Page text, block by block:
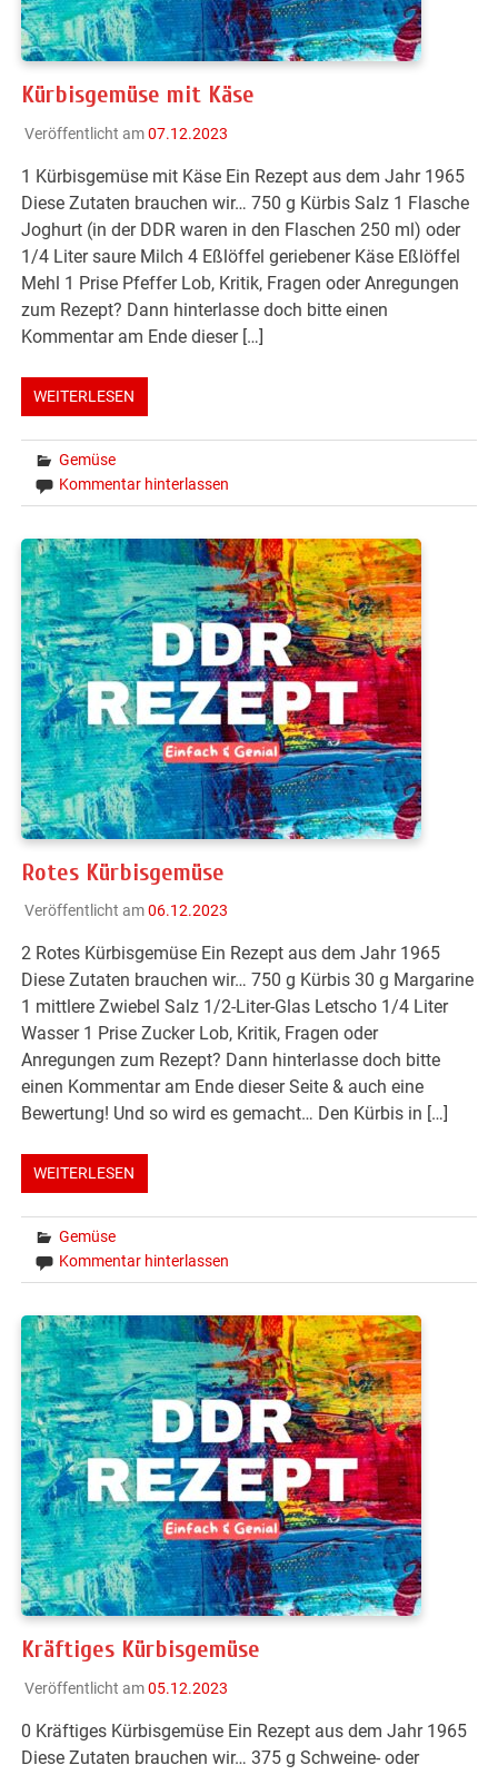
Kürbisgemüse mit Käse
Veröffentlicht am07.12.2023
1 Kürbisgemüse mit Käse Ein Rezept aus dem Jahr 1965
Diese Zutaten brauchen wir… 750 g Kürbis Salz 1 Flasche
Joghurt (in der DDR waren in den Flaschen 250 ml) oder
1/4 Liter saure Milch 4 Eßlöffel geriebener Käse Eßlöffel
Mehl 1 Prise Pfeffer Lob, Kritik, Fragen oder Anregungen
zum Rezept? Dann hinterlasse doch bitte einen
Kommentar am Ende dieser […]
WEITERLESEN
Gemüse
Kommentar hinterlassen
Rotes Kürbisgemüse
Veröffentlicht am06.12.2023
2 Rotes Kürbisgemüse Ein Rezept aus dem Jahr 1965
Diese Zutaten brauchen wir… 750 g Kürbis 30 g Margarine
1 mittlere Zwiebel Salz 1/2-Liter-Glas Letscho 1/4 Liter
Wasser 1 Prise Zucker Lob, Kritik, Fragen oder
Anregungen zum Rezept? Dann hinterlasse doch bitte
einen Kommentar am Ende dieser Seite & auch eine
Bewertung! Und so wird es gemacht… Den Kürbis in […]
WEITERLESEN
Gemüse
Kommentar hinterlassen
Kräftiges Kürbisgemüse
Veröffentlicht am05.12.2023
0 Kräftiges Kürbisgemüse Ein Rezept aus dem Jahr 1965
Diese Zutaten brauchen wir… 375 g Schweine- oder